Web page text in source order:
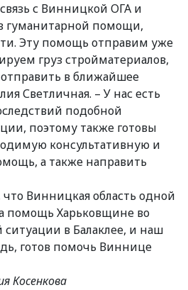
с Винницкой ОГА и
гуманитарной помощи,
Эту помощь отправим уже
груз стройматериалов,
в ближайшее
Светличная. – У нас есть
подобной
поэтому также готовы
консультативную и
а также направить
что Винницкая область одной
помощь Харьковщине во
в Балаклее, и наш
готов помочь Виннице
Косенкова